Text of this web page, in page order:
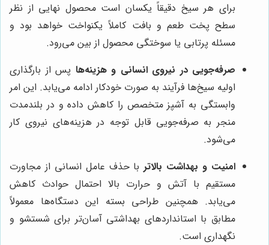
برای هر سیخ دقیقاً یکسان است محصول نهایی از نظر
سطح پخت طعم و بافت کاملاً یکنواخت خواهد بود و
مسئله پرتابی یا سوختگی محصول از بین می‌رود.
صرفه‌جویی در نیروی انسانی و هزینه‌ها پس از بارگذاری
اولیه سیخ‌ها فرآیند به صورت خودکار ادامه می‌یابد. این امر
وابستگی به آشپز متخصص را کاهش داده و در بلندمدت
منجر به صرفه‌جویی قابل توجه در هزینه‌های نیروی کار
می‌شود.
امنیت و بهداشت بالاتر با حذف عامل انسانی از مجاورت
مستقیم با آتش و حرارت بالا احتمال حوادث کاهش
می‌یابد. همچنین طراحی بسته این دستگاه‌ها معمولاً
مطابق با استانداردهای بهداشتی آسان‌تر برای شستشو و
نگهداری است.